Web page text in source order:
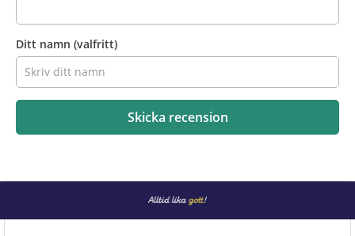
Ditt namn (valfritt)
Skicka recension